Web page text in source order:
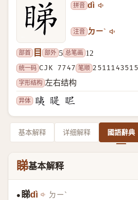
拼音 dì
注音 ㄉㄧˋ
部首 目 部外 5 总笔画 12
统一码 CJK 7747 笔顺
字形结构 左右结构
异体
基本解释 详细解释 國語辭典
睇基本解释
● 睇dì ㄉㄧˋ